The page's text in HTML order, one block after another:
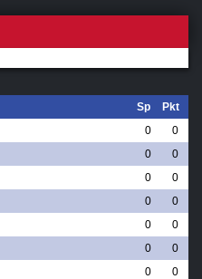
Sp
Pkt
0
0
0
0
0
0
0
0
0
0
0
0
0 0